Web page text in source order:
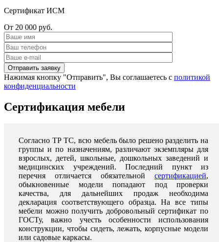
Сертификат ИСМ
От 20 000 руб.
Нажимая кнопку "Отправить", Вы соглашаетесь с политикой
конфиденциальности
Сертификация мебели
Согласно ТР ТС, всю мебель было решено разделить на
группы и по назначениям, различают экземпляры для
взрослых, детей, школьные, дошкольных заведений и
медицинских учреждений. Последний пункт из
перечня отличается обязательной сертификацией,
обыкновенные модели попадают под проверки
качества, для дальнейших продаж необходима
декларация соответствующего образца. На все типы
мебели можно получить добровольный сертификат по
ГОСТу, важно учесть особенности использования
конструкции, чтобы сидеть, лежать, корпусные модели
или садовые каркасы.